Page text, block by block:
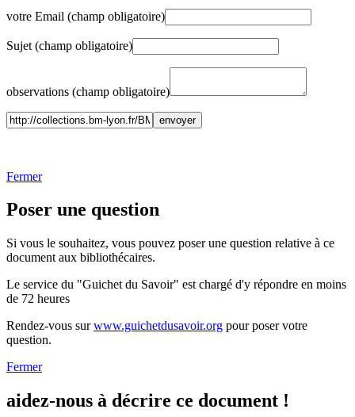
votre Email (champ obligatoire)
Sujet (champ obligatoire)
observations (champ obligatoire)
Fermer
Poser une question
Si vous le souhaitez, vous pouvez poser une question relative à ce
document aux bibliothécaires.
Le service du "Guichet du Savoir" est chargé d'y répondre en moins
de 72 heures
Rendez-vous surwww.guichetdusavoir.org pour poser votre
question.
Fermer
aidez-nous à décrire ce document !